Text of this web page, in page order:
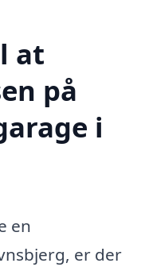
at
på
i
en
er der